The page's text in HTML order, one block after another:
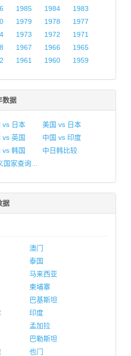
1985 1984
1983
1979 1978
1977
1973 1972
1971
1967 1966
1965
1961 1960 1959
数据
vs 日本
美国 vs 日本
vs 英国
中国 vs 印度
vs 韩国
中日韩比较
国家查询...
据
澳门
泰国
马来西亚
柬埔寨
巴基斯坦
印度
孟加拉
巴勒斯坦
也门